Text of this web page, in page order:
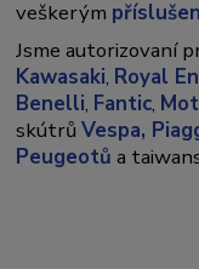
veškerým
Jsme autorizovaní
Kawasaki, Royal
Benelli, Fantic,
skútrůVespa,
Peugeotů a